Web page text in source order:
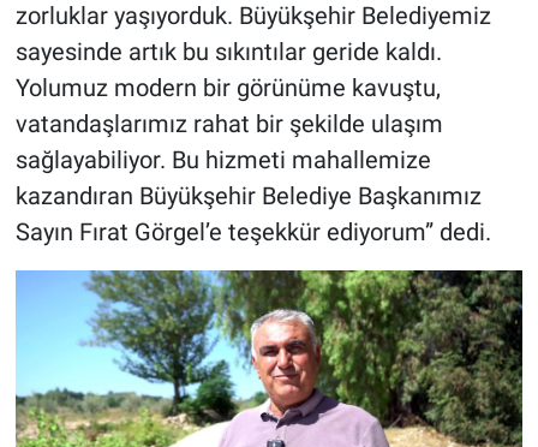
zorluklar yaşıyorduk. Büyükşehir Belediyemiz
sayesinde artık bu sıkıntılar geride kaldı.
Yolumuz modern bir görünüme kavuştu,
vatandaşlarımız rahat bir şekilde ulaşım
sağlayabiliyor. Bu hizmeti mahallemize
kazandıran Büyükşehir Belediye Başkanımız
Sayın Fırat Görgel’e teşekkür ediyorum” dedi.